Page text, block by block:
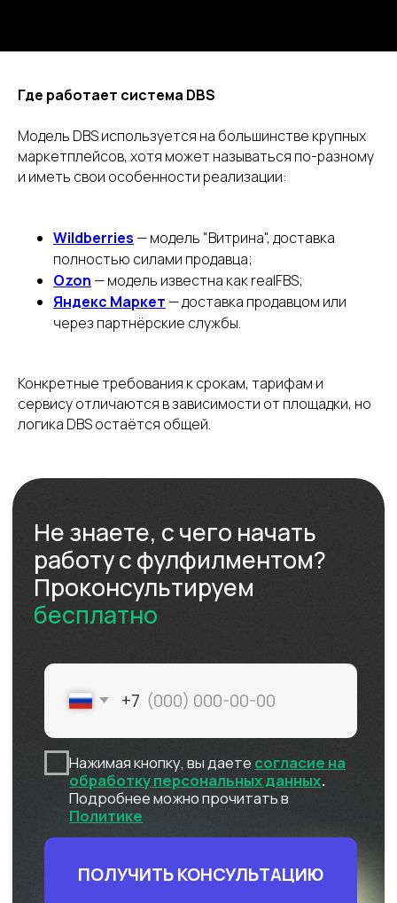
Где работает система DBS
Модель DBS используется на большинстве крупных
маркетплейсов, хотя может называться по-разному
и иметь свои особенности реализации:
Wildberries — модель "Витрина", доставка
полностью силами продавца;
Ozon — модель известна как realFBS;
Яндекс Маркет — доставка продавцом или
через партнёрские службы.
Конкретные требования к срокам, тарифам и
сервису отличаются в зависимости от площадки, но
логика DBS остаётся общей.